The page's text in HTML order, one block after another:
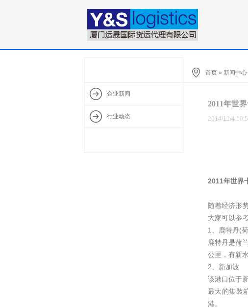
企业新闻
行业动态
首页 » 新闻中心
2011年世
2014/11/4
2011年世界
随着经济形
大家可以参考
1、鹿特丹(
鹿特丹是荷
公里，有新
2、新加波
该港口位于
最大的集装
港。